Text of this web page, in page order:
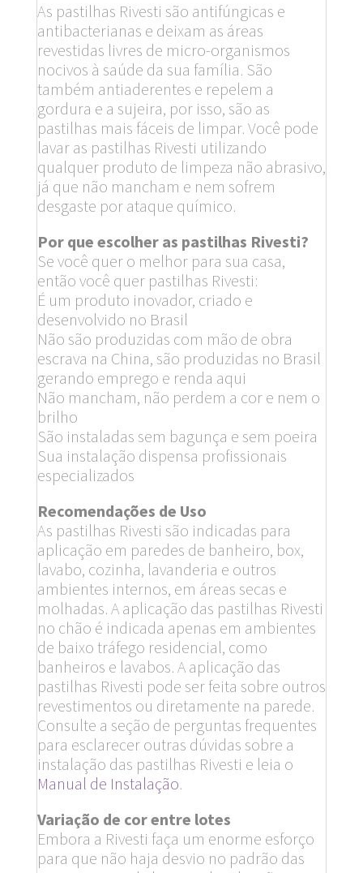
As pastilhas Rivesti são antifúngicas e
antibacterianas e deixam as áreas
revestidas livres de micro-organismos
nocivos à saúde da sua família. São
também antiaderentes e repelem a
gordura e a sujeira, por isso, são as
pastilhas mais fáceis de limpar. Você pode
lavar as pastilhas Rivesti utilizando
qualquer produto de limpeza não abrasivo,
já que não mancham e nem sofrem
desgaste por ataque químico.
Por que escolher as pastilhas Rivesti?
Se você quer o melhor para sua casa,
então você quer pastilhas Rivesti:
É um produto inovador, criado e
desenvolvido no Brasil
Não são produzidas com mão de obra
escrava na China, são produzidas no Brasil
gerando emprego e renda aqui
Não mancham, não perdem a cor e nem o
brilho
São instaladas sem bagunça e sem poeira
Sua instalação dispensa profissionais
especializados
Recomendações de Uso
As pastilhas Rivesti são indicadas para
aplicação em paredes de banheiro, box,
lavabo, cozinha, lavanderia e outros
ambientes internos, em áreas secas e
molhadas. A aplicação das pastilhas Rivesti
no chão é indicada apenas em ambientes
de baixo tráfego residencial, como
banheiros e lavabos. A aplicação das
pastilhas Rivesti pode ser feita sobre outros
revestimentos ou diretamente na parede.
Consulte a seção de perguntas frequentes
para esclarecer outras dúvidas sobre a
instalação das pastilhas Rivesti e leia o
Manual de Instalação.
Variação de cor entre lotes
Embora a Rivesti faça um enorme esforço
para que não haja desvio no padrão das